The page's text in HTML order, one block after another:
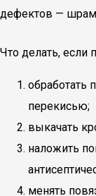
дефектов —
Что делать, если
обработать
перекисью;
выкачать
наложить
менять